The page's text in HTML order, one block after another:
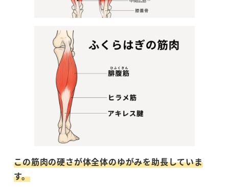
この筋肉の硬さが体全体のゆがみを助長していま
す。